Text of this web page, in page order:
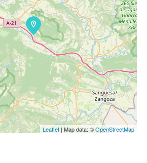
Leaflet | Map data: ©OpenStreetMap